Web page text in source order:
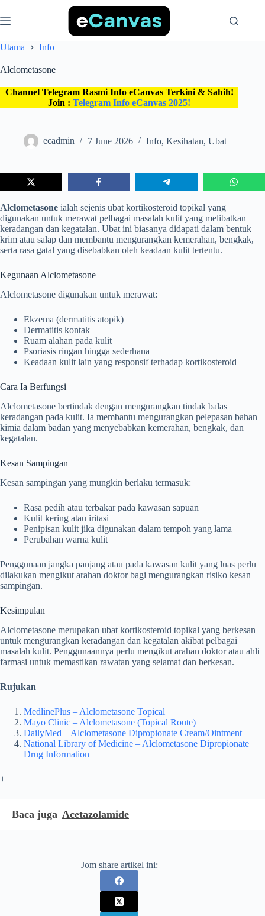
to
content
Utama Info
Alclometasone
Channel Telegram Rasmi Info eCanvas Terkini & Sahih!
Join :Telegram Info eCanvas 2025!
ecadmin 7 June 2026 Info, Kesihatan, Ubat
Alclometasone ialah sejenis ubat kortikosteroid topikal yang
digunakan untuk merawat pelbagai masalah kulit yang melibatkan
keradangan dan kegatalan. Ubat ini biasanya didapati dalam bentuk
krim atau salap dan membantu mengurangkan kemerahan, bengkak,
serta rasa gatal yang disebabkan oleh keadaan kulit tertentu.
Kegunaan Alclometasone
Alclometasone digunakan untuk merawat:
Ekzema (dermatitis atopik)
Dermatitis kontak
Ruam alahan pada kulit
Psoriasis ringan hingga sederhana
Keadaan kulit lain yang responsif terhadap kortikosteroid
Cara Ia Berfungsi
Alclometasone bertindak dengan mengurangkan tindak balas
keradangan pada kulit. Ia membantu mengurangkan pelepasan bahan
kimia dalam badan yang menyebabkan kemerahan, bengkak, dan
kegatalan.
Kesan Sampingan
Kesan sampingan yang mungkin berlaku termasuk:
Rasa pedih atau terbakar pada kawasan sapuan
Kulit kering atau iritasi
Penipisan kulit jika digunakan dalam tempoh yang lama
Perubahan warna kulit
Penggunaan jangka panjang atau pada kawasan kulit yang luas perlu
dilakukan mengikut arahan doktor bagi mengurangkan risiko kesan
sampingan.
Kesimpulan
Alclometasone merupakan ubat kortikosteroid topikal yang berkesan
untuk mengurangkan keradangan dan kegatalan akibat pelbagai
masalah kulit. Penggunaannya perlu mengikut arahan doktor atau ahli
farmasi untuk memastikan rawatan yang selamat dan berkesan.
Rujukan
MedlinePlus – Alclometasone Topical
Mayo Clinic – Alclometasone (Topical Route)
DailyMed – Alclometasone Dipropionate Cream/Ointment
National Library of Medicine – Alclometasone Dipropionate
Drug Information
+
Baca juga Acetazolamide
Jom share artikel ini: